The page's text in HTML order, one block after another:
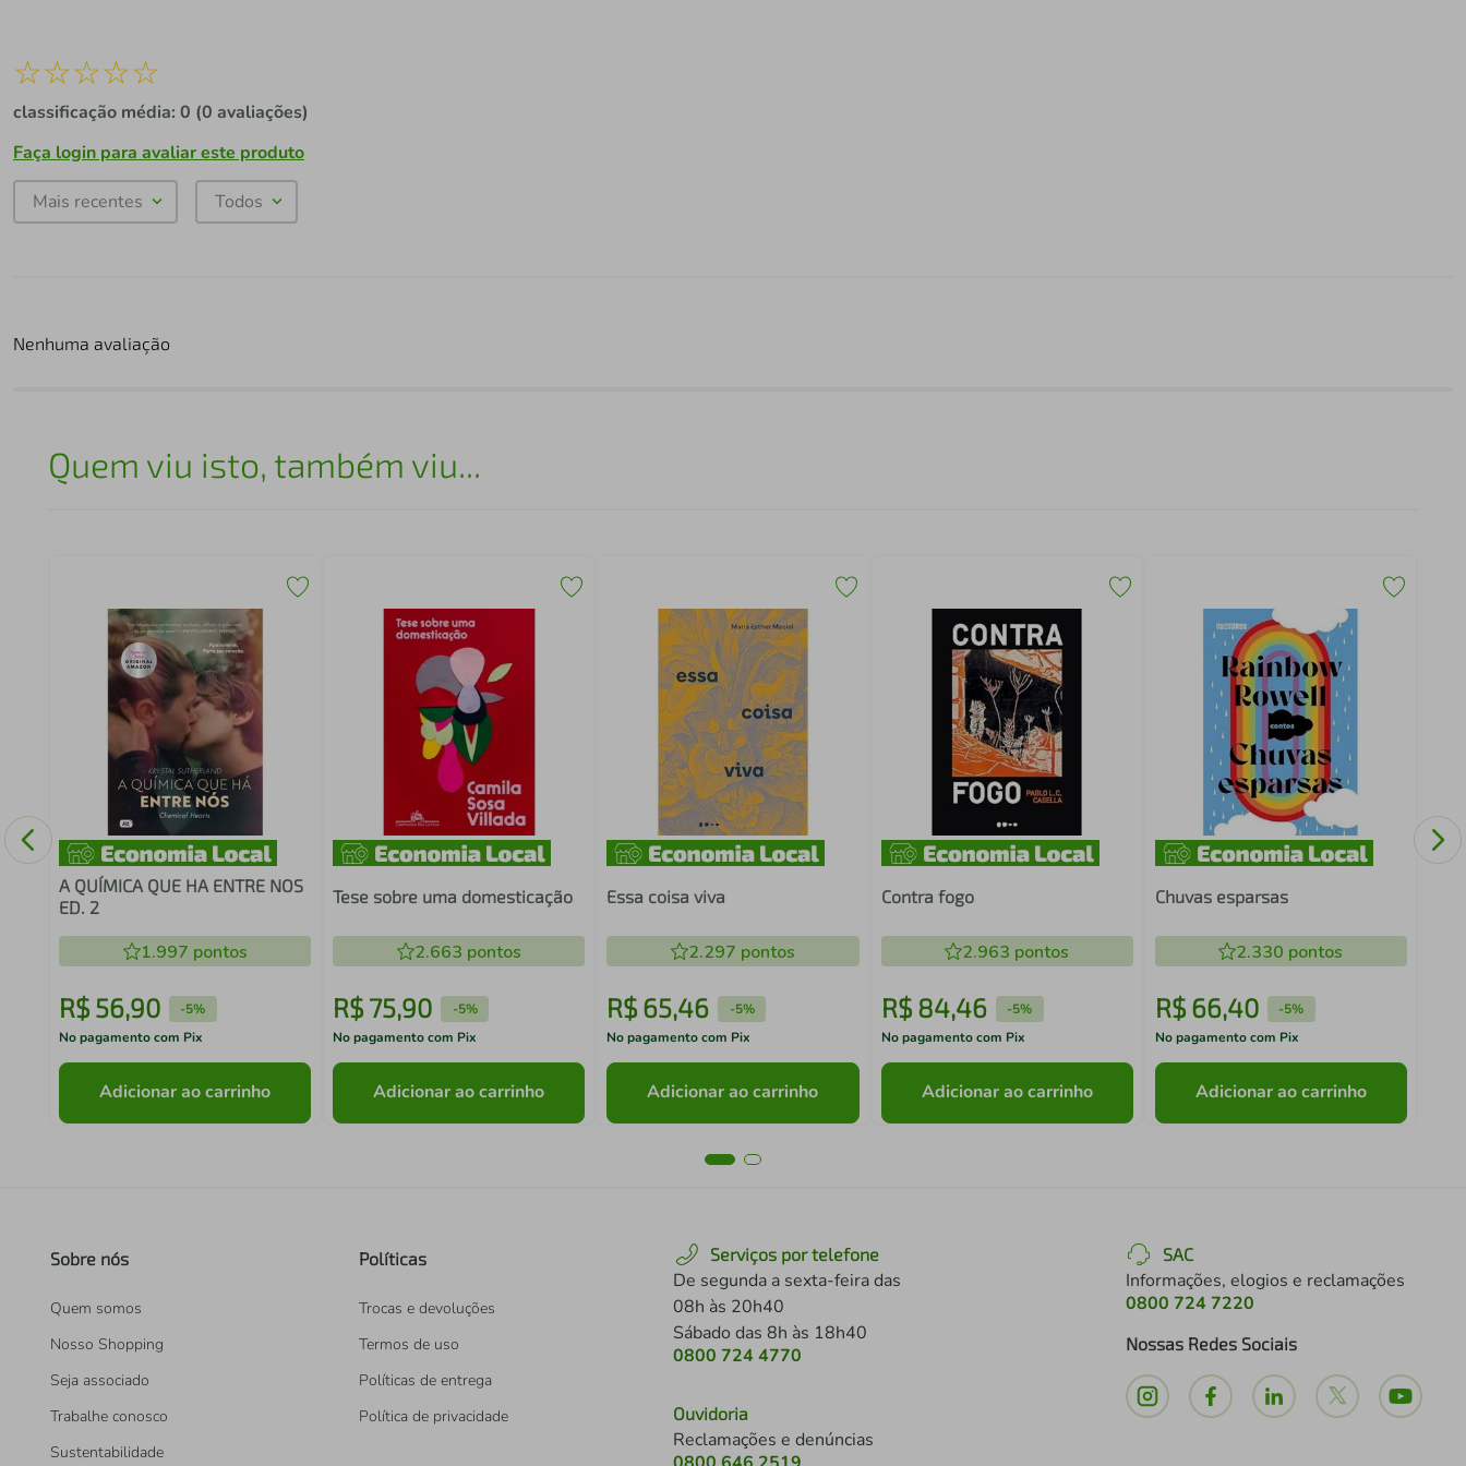
☆☆☆☆☆
classificação média: 0 (0 avaliações)
Faça login para avaliar este produto
Mais recentes Todos
Nenhuma avaliação
Quem viu isto, também viu...
A QUÍMICA QUE HA ENTRE NOS
ED. 2
1.997 pontos
R$ 56,90 -5%
No pagamento com Pix
Adicionar ao carrinho
Tese sobre uma domesticação
2.663 pontos
R$ 75,90 -5%
No pagamento com Pix
Adicionar ao carrinho
Essa coisa viva
2.297 pontos
R$65,46 -5%
No pagamento com Pix
Adicionar ao carrinho
Contra fogo
2.963 pontos
R$ 84,46 -5%
No pagamento com Pix
Adicionar ao carrinho
Chuvas esparsas
2.330 pontos
R$ 66,40 -5%
No pagamento com Pix
Adicionar ao carrinho
Sobre nós
Quem somos
Nosso Shopping
Seja associado
Trabalhe conosco
Sustentabilidade
Políticas
Trocas e devoluções
Termos de uso
Políticas de entrega
Política de privacidade
Serviços por telefone
De segunda a sexta-feira das
08h às 20h40
Sábado das 8h às 18h40
0800 724 4770
Ouvidoria
Reclamações e denúncias
SAC
Informações, elogios e reclamações
0800 724 7220
Nossas Redes Sociais